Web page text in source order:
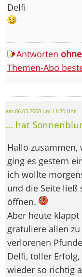
Delfi
Antworten ohne
Themen-Abo
am 06.03.2008 um 11:20 Uhr
... hat
Hallo zusammen,
ging es gestern
ich wollte
und die Seite ließ
öffnen.
Aber heute klappt
gratuliere allen
verlorenen
Delfi, toller
wieder so richtig